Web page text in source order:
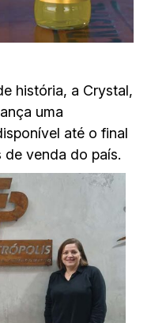
história, a Crystal,
uma
até o final
venda do país.